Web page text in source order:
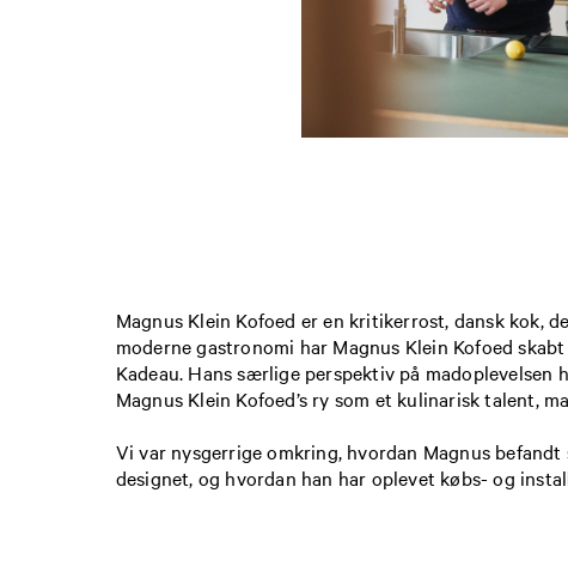
Magnus Klein Kofoed er en kritikerrost, dansk kok,
moderne gastronomi har Magnus Klein Kofoed
Kadeau. Hans særlige perspektiv på
Magnus Klein Kofoed’s ry som et kulinarisk talent,
Vi var nysgerrige omkring, hvordan Magnus befandt
designet, og hvordan han har oplevet købs- og